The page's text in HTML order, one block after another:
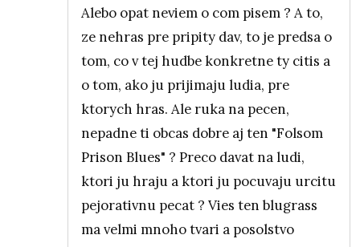
Alebo opat neviem o com pisem ? A to,
ze nehras pre pripity dav, to je predsa o
tom, co v tej hudbe konkretne ty citis a
o tom, ako ju prijimaju ludia, pre
ktorych hras. Ale ruka na pecen,
nepadne ti obcas dobre aj ten "Folsom
Prison Blues" ? Preco davat na ludi,
ktori ju hraju a ktori ju pocuvaju urcitu
pejorativnu pecat ? Vies ten blugrass
ma velmi mnoho tvari a posolstvo